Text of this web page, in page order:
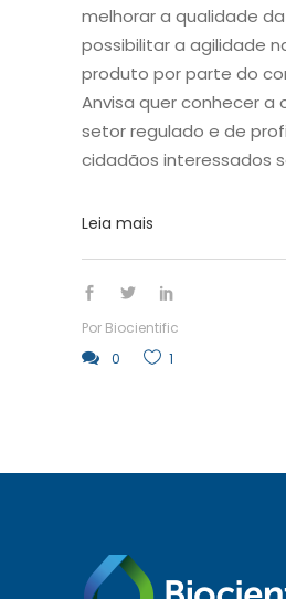
melhorar a qualidade
possibilitar a agilidade
produto por parte do
Anvisa quer conhecer a
setor regulado e de
cidadãos interessados
Leia mais
Por Biocientific
0
1